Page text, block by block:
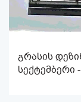
გრასის
სექტემბერი